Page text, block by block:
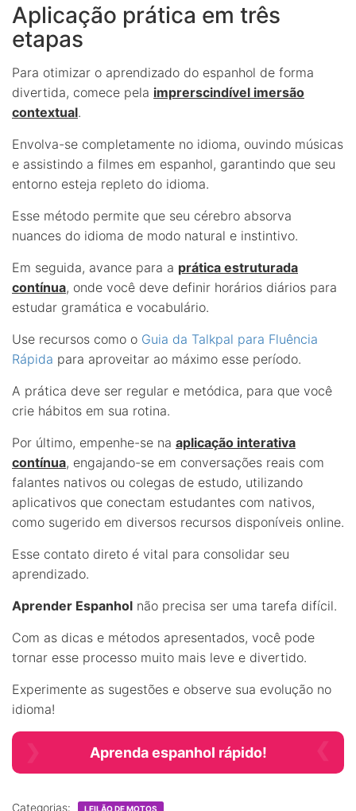
Aplicação prática em três
etapas
Para otimizar o aprendizado do espanhol de forma
divertida, comece pela imprerscindível imersão
contextual.
Envolva-se completamente no idioma, ouvindo músicas
e assistindo a filmes em espanhol, garantindo que seu
entorno esteja repleto do idioma.
Esse método permite que seu cérebro absorva
nuances do idioma de modo natural e instintivo.
Em seguida, avance para a prática estruturada
contínua, onde você deve definir horários diários para
estudar gramática e vocabulário.
Use recursos como o Guia da Talkpal para Fluência
Rápida para aproveitar ao máximo esse período.
A prática deve ser regular e metódica, para que você
crie hábitos em sua rotina.
Por último, empenhe-se na aplicação interativa
contínua, engajando-se em conversações reais com
falantes nativos ou colegas de estudo, utilizando
aplicativos que conectam estudantes com nativos,
como sugerido em diversos recursos disponíveis online.
Esse contato direto é vital para consolidar seu
aprendizado.
Aprender Espanhol não precisa ser uma tarefa difícil.
Com as dicas e métodos apresentados, você pode
tornar esse processo muito mais leve e divertido.
Experimente as sugestões e observe sua evolução no
idioma!
Aprenda espanhol rápido!
Categorias: LEILÃO DE MOTOS